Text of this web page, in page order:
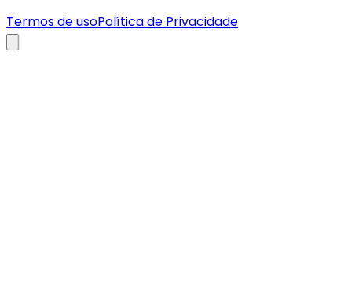
Termos de usoPolítica de Privacidade